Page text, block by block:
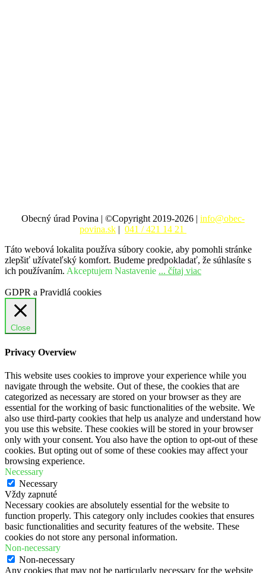
Obecný úrad Povina | ©Copyright 2019-2026 | info@obec-
povina.sk | 041 / 421 14 21
Táto webová lokalita používa súbory cookie, aby pomohli stránke
zlepšiť užívateľský komfort. Budeme predpokladať, že súhlasíte s
ich používaním. Akceptujem Nastavenie ... čítaj viac
GDPR a Pravidlá cookies
Close
Privacy Overview
This website uses cookies to improve your experience while you
navigate through the website. Out of these, the cookies that are
categorized as necessary are stored on your browser as they are
essential for the working of basic functionalities of the website. We
also use third-party cookies that help us analyze and understand how
you use this website. These cookies will be stored in your browser
only with your consent. You also have the option to opt-out of these
cookies. But opting out of some of these cookies may affect your
browsing experience.
Necessary
Necessary
Vždy zapnuté
Necessary cookies are absolutely essential for the website to
function properly. This category only includes cookies that ensures
basic functionalities and security features of the website. These
cookies do not store any personal information.
Non-necessary
Non-necessary
Any cookies that may not be particularly necessary for the website